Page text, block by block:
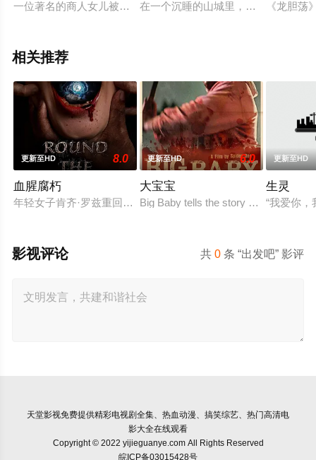
一位著名的商人女儿被杀害，辩护律师KittDevereux以谋杀案状
在一个沉睡的山城里，辛迪的父母
《龙胆
相关推荐
更新至HD 8.0
血腥腐朽
年轻女子肯齐·罗兹重回纽波特谷，这座沉寂的旅游小镇，是她
更新至HD 6.0
大宝宝
Big Baby tells the story of Adam
更新至HD
生灵
“我爱你
共0 条 “出发吧” 影评
影视评论
天堂影视免费提供精彩电视剧全集、热血动漫、搞笑综艺、热门高清电
影大全在线观看
Copyright © 2022 yijieguanye.com All Rights Reserved
皖ICP备03015428号